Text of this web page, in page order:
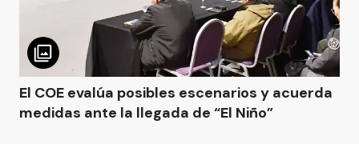
El COE evalúa posibles escenarios y acuerda
medidas ante la llegada de “El Niño”